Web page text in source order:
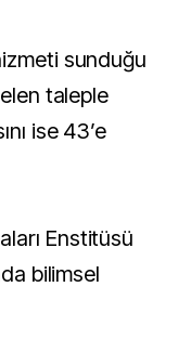
sunduğu
taleple
ise 43’e
Enstitüsü
bilimsel